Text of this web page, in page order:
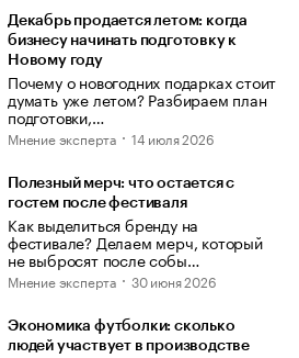
Декабрь продается летом: когда
бизнесу начинать подготовку к
Новому году
Почему о новогодних подарках стоит
думать уже летом? Разбираем план
подготовки,…
Мнение эксперта 14 июля 2026
Полезный мерч: что остается с
гостем после фестиваля
Как выделиться бренду на
фестивале? Делаем мерч, который
не выбросят после собы…
Мнение эксперта 30 июня 2026
Экономика футболки: сколько
людей участвует в производстве